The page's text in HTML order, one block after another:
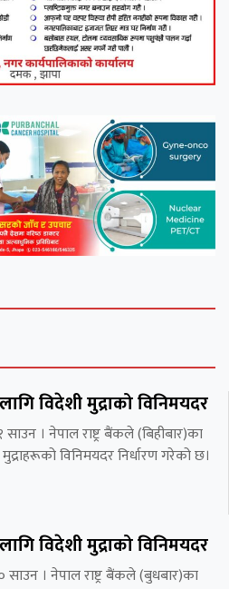
विदेशी मुद्राको विनिमयदर
साउन । नेपाल राष्ट्र बैंकले (बिहीबार)का
विनिमयदर निर्धारण गरेको छ।
विदेशी मुद्राको विनिमयदर
साउन । नेपाल राष्ट्र बैंकले (बुधबार)का